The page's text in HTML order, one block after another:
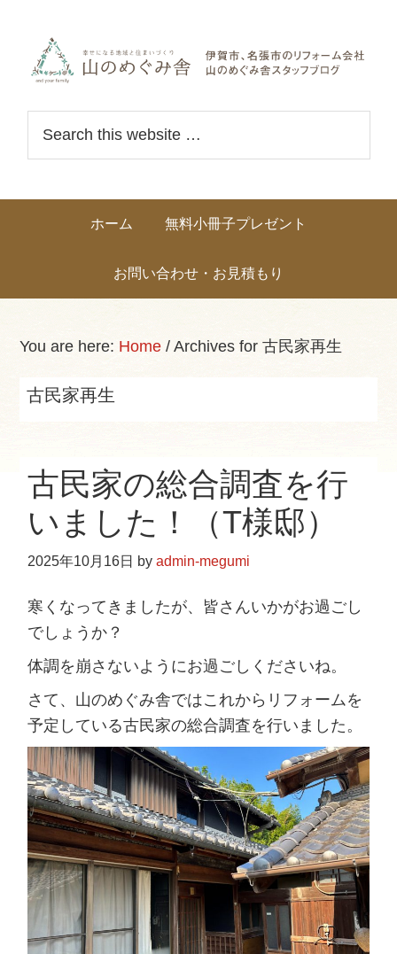
primary
content
primary
Header
Right
r
h
s
e
i
t
e
ホーム 無料小冊子プレゼント
お問い合わせ・お見積もり
You are here: Home / Archives for 古民家再生
古民家再生
古民家の総合調査を行
いました！（T様邸）
2025年10月16日 byadmin-megumi
寒くなってきましたが、皆さんいかがお過ごし
でしょうか？
体調を崩さないようにお過ごしくださいね。
さて、山のめぐみ舎ではこれからリフォームを
予定している古民家の総合調査を行いました。